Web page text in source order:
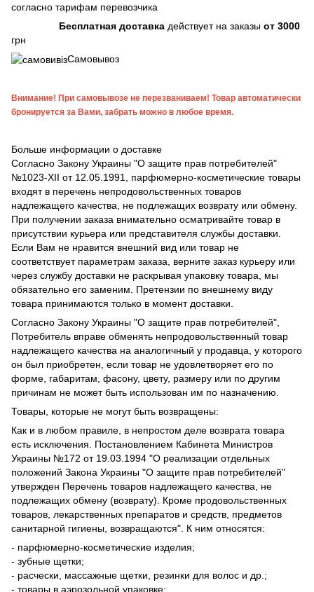
согласно тарифам перевозчика
Бесплатная доставка действует на заказы от 3000
грн
Самовывоз
Внимание! При самовывозе не перезваниваем! Товар автоматически
бронируется за Вами, забрать можно в любое время.
Больше информации о доставке
Согласно Закону Украины "О защите прав потребителей"
№1023-XII от 12.05.1991, парфюмерно-косметические товары
входят в перечень непродовольственных товаров
надлежащего качества, не подлежащих возврату или обмену.
При получении заказа внимательно осматривайте товар в
присутствии курьера или представителя службы доставки.
Если Вам не нравится внешний вид или товар не
соответствует параметрам заказа, верните заказ курьеру или
через службу доставки не раскрывая упаковку товара, мы
обязательно его заменим. Претензии по внешнему виду
товара принимаются только в момент доставки.
Согласно Закону Украины "О защите прав потребителей",
Потребитель вправе обменять непродовольственный товар
надлежащего качества на аналогичный у продавца, у которого
он был приобретен, если товар не удовлетворяет его по
форме, габаритам, фасону, цвету, размеру или по другим
причинам не может быть использован им по назначению.
Товары, которые не могут быть возвращены:
Как и в любом правиле, в непростом деле возврата товара
есть исключения. Постановлением Кабинета Министров
Украины №172 от 19.03.1994 "О реализации отдельных
положений Закона Украины "О защите прав потребителей"
утвержден Перечень товаров надлежащего качества, не
подлежащих обмену (возврату). Кроме продовольственных
товаров, лекарственных препаратов и средств, предметов
санитарной гигиены, возвращаются". К ним относятся:
- парфюмерно-косметические изделия;
- зубные щетки;
- расчески, массажные щетки, резинки для волос и др.;
- товары в аэрозольной упаковке;